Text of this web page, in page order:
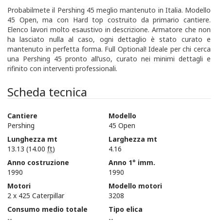
Probabilmete il Pershing 45 meglio mantenuto in Italia. Modello
45 Open, ma con Hard top costruito da primario cantiere.
Elenco lavori molto esaustivo in descrizione. Armatore che non
ha lasciato nulla al caso, ogni dettaglio è stato curato e
mantenuto in perfetta forma. Full Optional! Ideale per chi cerca
una Pershing 45 pronto all’uso, curato nei minimi dettagli e
rifinito con interventi professionali.
Scheda tecnica
Cantiere
Pershing
Lunghezza mt
13.13 (14.00 ft)
Anno costruzione
1990
Motori
2 x 425 Caterpillar
Consumo medio totale
--
Modello
45 Open
Larghezza mt
4.16
Anno 1° imm.
1990
Modello motori
3208
Tipo elica
--